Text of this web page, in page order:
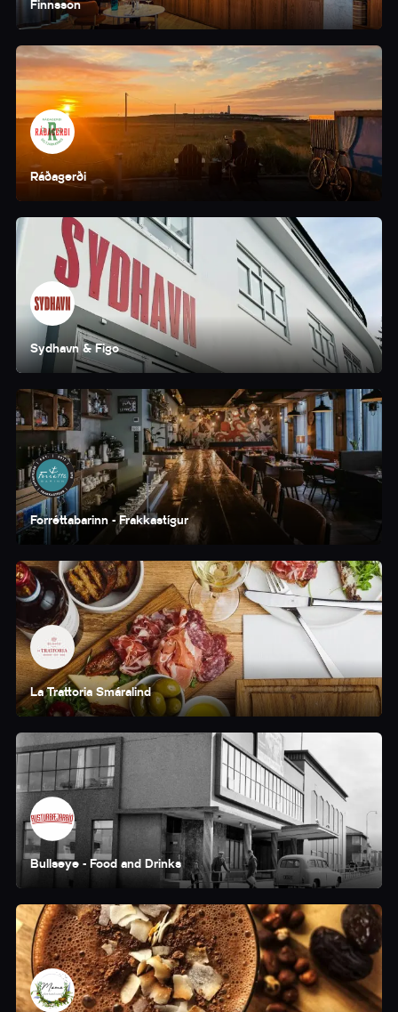
Finnsson
Ráðagerði
Sydhavn & Figo
Forréttabarinn - Frakkastígur
La Trattoria Smáralind
Bullseye - Food and Drinks